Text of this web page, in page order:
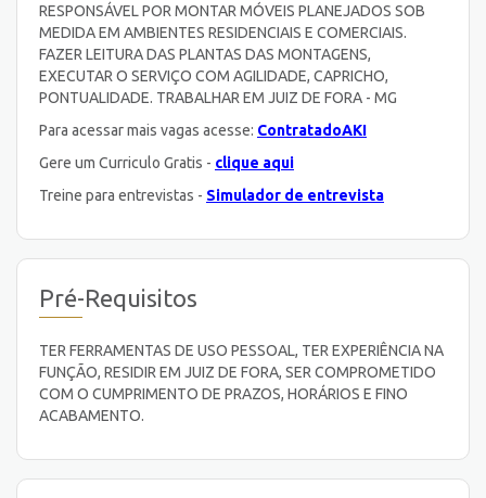
RESPONSÁVEL POR MONTAR MÓVEIS PLANEJADOS SOB
MEDIDA EM AMBIENTES RESIDENCIAIS E COMERCIAIS.
FAZER LEITURA DAS PLANTAS DAS MONTAGENS,
EXECUTAR O SERVIÇO COM AGILIDADE, CAPRICHO,
PONTUALIDADE. TRABALHAR EM JUIZ DE FORA - MG
Para acessar mais vagas acesse: ContratadoAKI
Gere um Curriculo Gratis - clique aqui
Treine para entrevistas - Simulador de entrevista
Pré-Requisitos
TER FERRAMENTAS DE USO PESSOAL, TER EXPERIÊNCIA NA
FUNÇÃO, RESIDIR EM JUIZ DE FORA, SER COMPROMETIDO
COM O CUMPRIMENTO DE PRAZOS, HORÁRIOS E FINO
ACABAMENTO.